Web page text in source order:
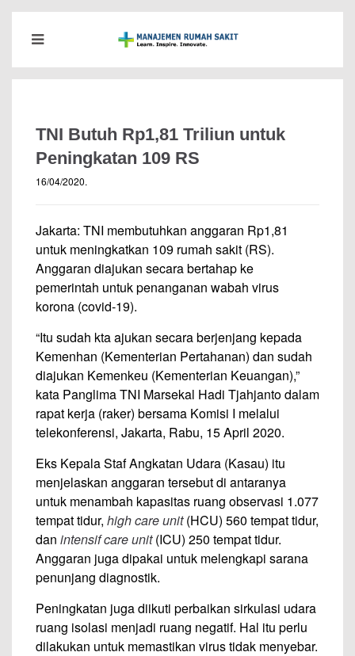
TNI Butuh Rp1,81 Triliun untuk
Peningkatan 109 RS
16/04/2020.
Jakarta: TNI membutuhkan anggaran Rp1,81
untuk meningkatkan 109 rumah sakit (RS).
Anggaran diajukan secara bertahap ke
pemerintah untuk penanganan wabah virus
korona (covid-19).
“Itu sudah kta ajukan secara berjenjang kepada
Kemenhan (Kementerian Pertahanan) dan sudah
diajukan Kemenkeu (Kementerian Keuangan),”
kata Panglima TNI Marsekal Hadi Tjahjanto dalam
rapat kerja (raker) bersama Komisi I melalui
telekonferensi, Jakarta, Rabu, 15 April 2020.
Eks Kepala Staf Angkatan Udara (Kasau) itu
menjelaskan anggaran tersebut di antaranya
untuk menambah kapasitas ruang observasi 1.077
tempat tidur, high care unit(HCU) 560 tempat tidur,
dan intensif care unit(ICU) 250 tempat tidur.
Anggaran juga dipakai untuk melengkapi sarana
penunjang diagnostik.
Peningkatan juga diikuti perbaikan sirkulasi udara
ruang isolasi menjadi ruang negatif. Hal itu perlu
dilakukan untuk memastikan virus tidak menyebar.